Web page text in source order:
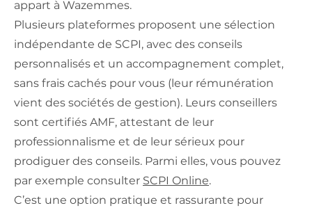
appart à Wazemmes.
Plusieurs plateformes proposent une sélection
indépendante de SCPI, avec des conseils
personnalisés et un accompagnement complet,
sans frais cachés pour vous (leur rémunération
vient des sociétés de gestion). Leurs conseillers
sont certifiés AMF, attestant de leur
professionnalisme et de leur sérieux pour
prodiguer des conseils. Parmi elles, vous pouvez
par exemple consulter SCPI Online.
C’est une option pratique et rassurante pour